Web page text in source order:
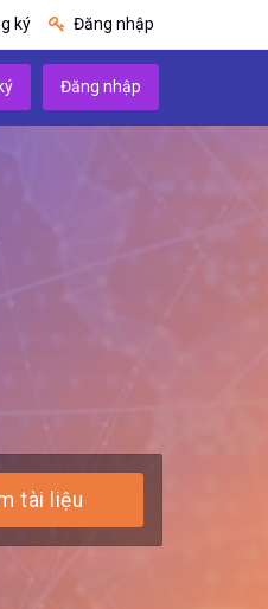
ký Đăng nhập
Đăng nhập
tài liệu